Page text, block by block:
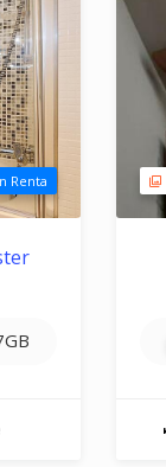
Renta